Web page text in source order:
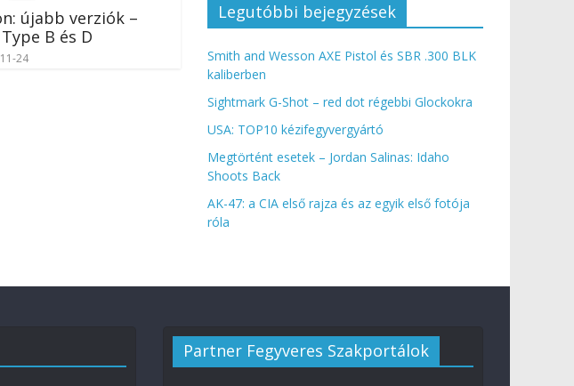
újabb verziók –
B és D
24
Legutóbbi bejegyzések
Smith and Wesson AXE Pistol és SBR .300 BLK
kaliberben
Sightmark G-Shot – red dot régebbi Glockokra
USA: TOP10 kézifegyvergyártó
Megtörtént esetek – Jordan Salinas: Idaho
Shoots Back
AK-47: a CIA első rajza és az egyik első fotója
róla
Partner Fegyveres Szakportálok